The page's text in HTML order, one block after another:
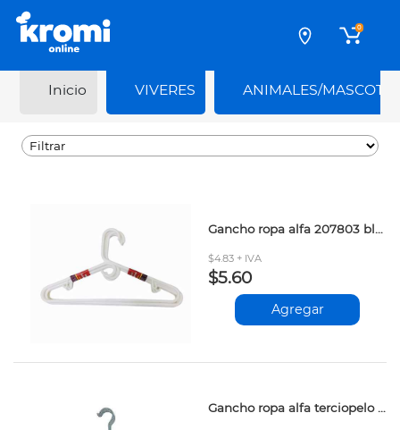
0
Inicio VIVERES ANIMALES/
Gancho ropa alfa 207803 blanco 6und
$4.83 + IVA
$5.60
Agregar
Gancho ropa alfa terciopelo gris 10und